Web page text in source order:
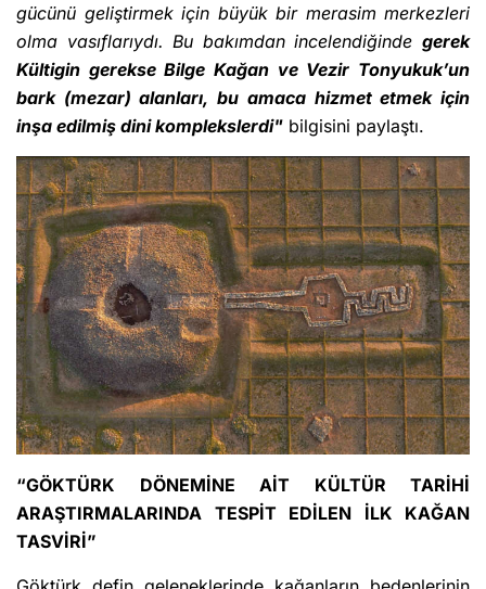
gücünü geliştirmek için büyük bir merasim merkezleri
olma vasıflarıydı. Bu bakımdan incelendiğinde gerek
Kültigin gerekse Bilge Kağan ve Vezir Tonyukuk’un
bark (mezar) alanları, bu amaca hizmet etmek için
inşa edilmiş dini komplekslerdi" bilgisini paylaştı.
“GÖKTÜRK DÖNEMİNE AİT KÜLTÜR TARİHİ
ARAŞTIRMALARINDA TESPİT EDİLEN İLK KAĞAN
TASVİRİ”